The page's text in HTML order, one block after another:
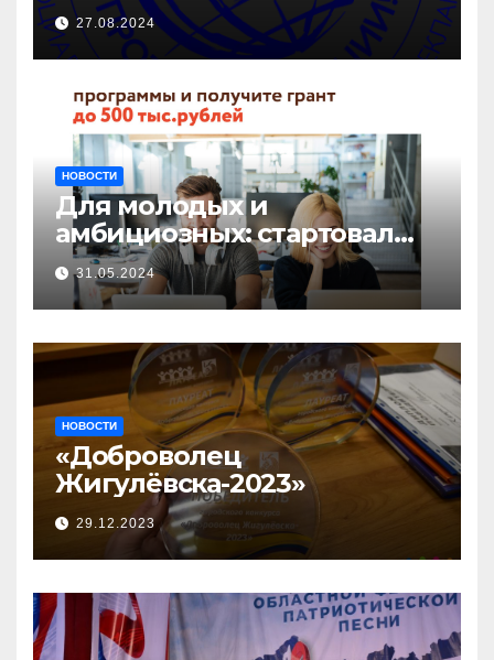
27.08.2024
НОВОСТИ
Для молодых и
амбициозных: стартовал
прием заявок на участие в
бизнес-акселераторе «Ты
предприниматель»
31.05.2024
НОВОСТИ
«Доброволец
Жигулёвска-2023»
29.12.2023